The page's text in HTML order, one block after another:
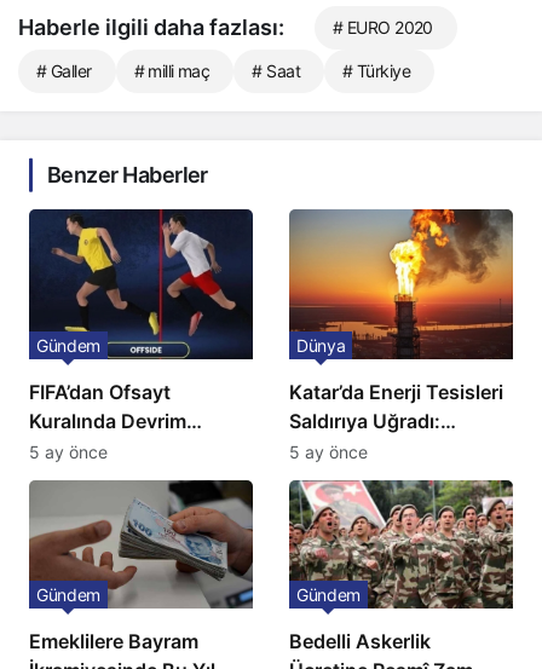
Haberle ilgili daha fazlası: # EURO 2020
# Galler # milli maç # Saat # Türkiye
Benzer Haberler
FIFA’dan Ofsayt
Kuralında Devrim
Niteliğinde Onay
Gündem
5 ay önce
Katar’da Enerji Tesisleri
Saldırıya Uğradı:
Avrupa’da Doğalgaz
Fiyatlarında Sert Artış
Dünya
5 ay önce
Emeklilere Bayram
Gündem
Bedelli Askerlik
Gündem